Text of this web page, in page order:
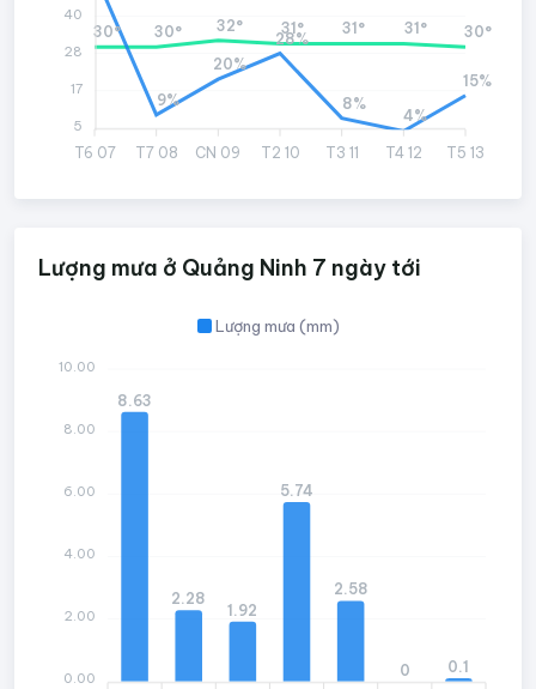
T6 07 T7 08 CN 09 T2 10 T3 11 T4 12 T5 13
30° 30° 32° 31° 31° 31° 30°
9%
20%
28%
8%
4%
15%
40
28
17
5
Lượng mưa ở Quảng Ninh 7 ngày tới
Lượng mưa (mm)
8.63
2.28
1.92
5.74
2.58
0 0.1
10.00
8.00
6.00
4.00
2.00
0.00